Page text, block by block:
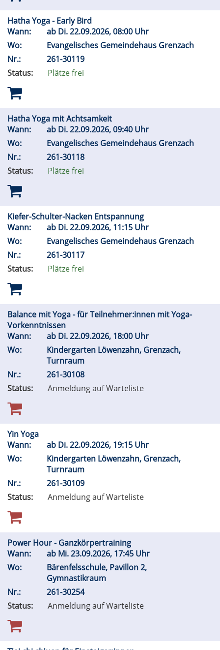
Hatha Yoga - Early Bird
Wann:
ab Di.22.09.2026, 08:00 Uhr
Wo:
Evangelisches Gemeindehaus Grenzach
Nr.:
261-30119
Status:
Plätze frei
Hatha Yoga mit Achtsamkeit
Wann:
ab Di.22.09.2026, 09:40 Uhr
Wo:
Evangelisches Gemeindehaus Grenzach
Nr.:
261-30118
Status:
Plätze frei
Kiefer-Schulter-Nacken Entspannung
Wann:
ab Di.22.09.2026, 11:15 Uhr
Wo:
Evangelisches Gemeindehaus Grenzach
Nr.:
261-30117
Status:
Plätze frei
Balance mit Yoga - für Teilnehmer:innen mit Yoga-
Vorkenntnissen
Wann:
ab Di.22.09.2026, 18:00 Uhr
Wo:
Kindergarten Löwenzahn, Grenzach,
Turnraum
Nr.:
261-30108
Status:
Anmeldung auf Warteliste
Yin Yoga
Wann:
ab Di.22.09.2026, 19:15 Uhr
Wo:
Kindergarten Löwenzahn, Grenzach,
Turnraum
Nr.:
261-30109
Status:
Anmeldung auf Warteliste
Power Hour - Ganzkörpertraining
Wann:
ab Mi.23.09.2026, 17:45 Uhr
Wo:
Bärenfelsschule, Pavillon 2,
Gymnastikraum
Nr.:
261-30254
Status:
Anmeldung auf Warteliste